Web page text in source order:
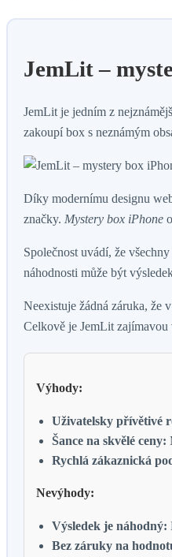
JemLit –
JemLit je jedním z
zakoupí box s neznámým
Díky modernímu designu
značky. Mystery box iPhone
Společnost uvádí, že
náhodnosti může být
Neexistuje žádná záruka, že
Celkově je JemLit
Výhody:
Uživatelsky přívětivé
Šance na skvělé ceny:
Rychlá zákaznická
Nevýhody:
Výsledek je náhodný:
Bez záruky na